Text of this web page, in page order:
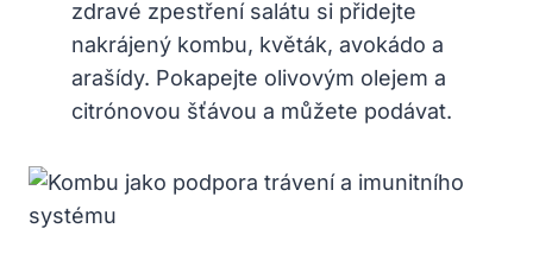
zdravé zpestření salátu si přidejte
nakrájený kombu, květák, avokádo a
arašídy. Pokapejte olivovým olejem a
citrónovou šťávou a můžete podávat.